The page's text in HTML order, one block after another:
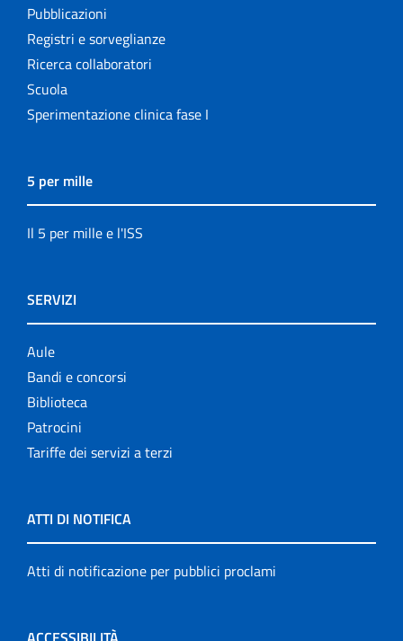
Pubblicazioni
Registri e sorveglianze
Ricerca collaboratori
Scuola
Sperimentazione clinica fase I
5 per mille
Il 5 per mille e l'ISS
SERVIZI
Aule
Bandi e concorsi
Biblioteca
Patrocini
Tariffe dei servizi a terzi
ATTI DI NOTIFICA
Atti di notificazione per pubblici proclami